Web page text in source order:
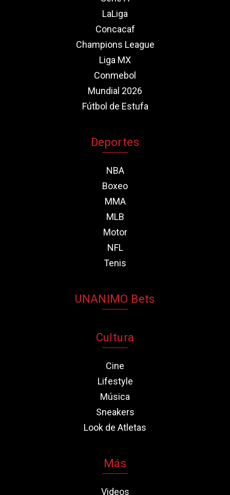
LaLiga
Concacaf
Champions League
Liga MX
Conmebol
Mundial 2026
Fútbol de Estufa
Deportes
NBA
Boxeo
MMA
MLB
Motor
NFL
Tenis
UNANIMO Bets
Cultura
Cine
Lifestyle
Música
Sneakers
Look de Atletas
Más
Videos